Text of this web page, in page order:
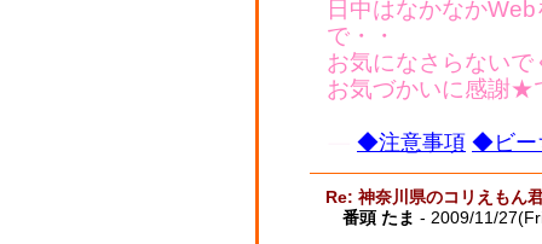
日中はなかなか
で・・
お気になさらないで
お気づかいに感謝★
◆注意事項 ◆ビー
Re: 神奈川県のコリえもん
番頭 たま - 2009/11/